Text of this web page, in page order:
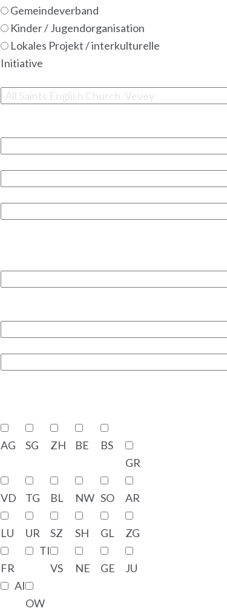
Gemeindeverband
Kinder / Jugendorganisation
Lokales Projekt / interkulturelle
Initiative
AG
SG ZH BE
BS
GR
VD TG BL NW SO AR
LU UR SZ SH GL ZG
FR
TI
VS
NE GE
JU
AI
OW